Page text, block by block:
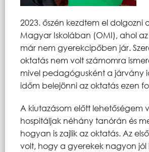
2023. őszén kezdtem el dolgozni
Magyar Iskolában (OMI), ahol
már nem gyerekcipőben jár.
oktatás nem volt számomra
mivel pedagógusként a járvány
időm belejönni az oktatás ezen
A kiutazásom előtt lehetőségem
hospitáljak néhány tanórán és
hogyan is zajlik az oktatás. Az
volt, hogy a gyerekek nagyon jól